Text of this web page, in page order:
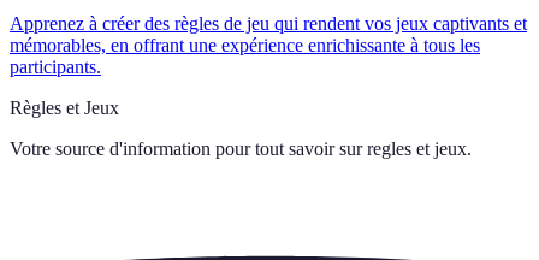
Apprenez à créer des règles de jeu qui rendent vos jeux captivants et
mémorables, en offrant une expérience enrichissante à tous les
participants.
Règles et Jeux
Votre source d'information pour tout savoir sur regles et jeux.